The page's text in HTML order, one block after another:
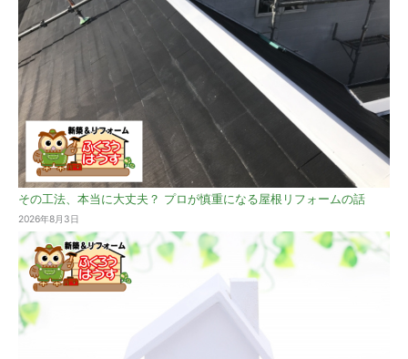
その工法、本当に大丈夫？ プロが慎重になる屋根リフォームの話
2026年8月3日